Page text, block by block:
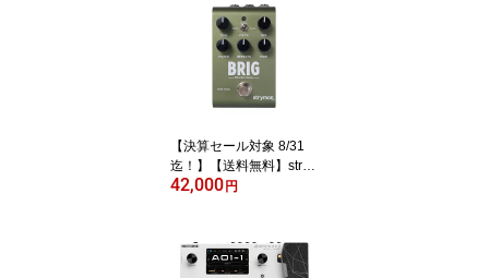
【決算セール対象 8/31
迄！】【送料無料】stry
mon BRIG dBucket delay
ー
42,000円